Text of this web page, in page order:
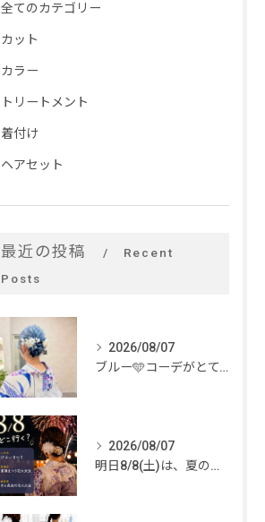
全てのカテゴリー
カット
カラー
トリートメント
着付け
ヘアセット
最近の投稿
Recent
Posts
2026/08/07
ブルー🩵コーデがとてもお似合いでした✨
2026/08/07
明日8/8(土)は、夏のイベントがいっぱい🎆